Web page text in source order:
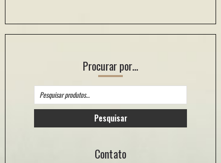
Procurar por…
Pesquisar
por:
Pesquisar
Contato